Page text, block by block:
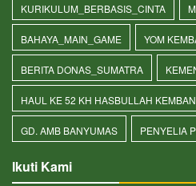
KURIKULUM_BERBASIS_CINTA
BAHAYA_MAIN_GAME YOM
BERITA DONAS_SUMATRA
HAUL KE 52 KH HASBULLAH
GD. AMB BANYUMAS PENYELIA
Ikuti Kami